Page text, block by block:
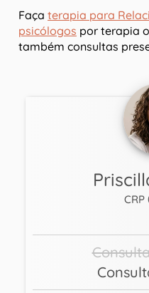
Faça terapia para
psicólogos por terapia
também consultas
CRP